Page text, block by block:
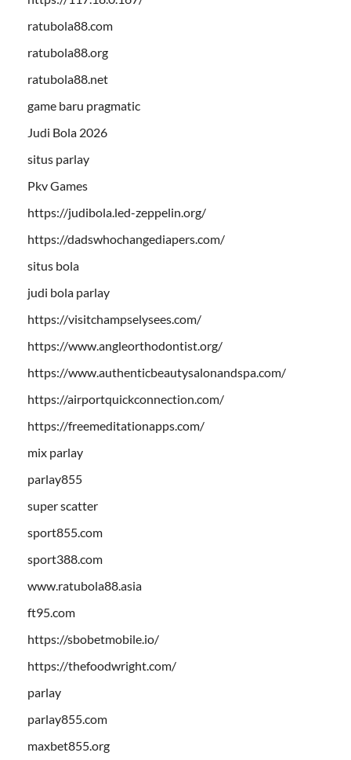
ratubola88.com
ratubola88.org
ratubola88.net
game baru pragmatic
Judi Bola 2026
situs parlay
Pkv Games
https://judibola.led-zeppelin.org/
https://dadswhochangediapers.com/
situs bola
judi bola parlay
https://visitchampselysees.com/
https://www.angleorthodontist.org/
https://www.authenticbeautysalonandspa.com/
https://airportquickconnection.com/
https://freemeditationapps.com/
mix parlay
parlay855
super scatter
sport855.com
sport388.com
www.ratubola88.asia
ft95.com
https://sbobetmobile.io/
https://thefoodwright.com/
parlay
parlay855.com
maxbet855.org